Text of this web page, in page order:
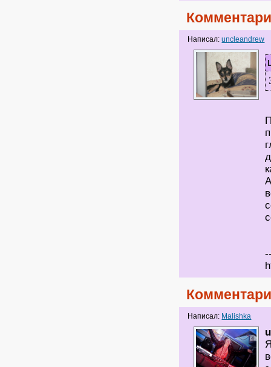
Написал:uncleandrew
Написал: Malishka